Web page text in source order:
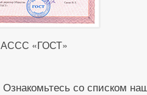
АССС «ГОСТ»
Ознакомьтесь со списком